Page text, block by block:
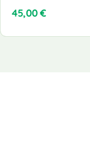
45,00€